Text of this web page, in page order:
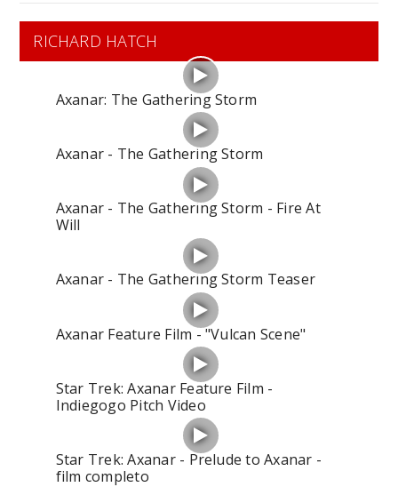
RICHARD HATCH
Axanar: The Gathering Storm
Axanar - The Gathering Storm
Axanar - The Gathering Storm - Fire At
Will
Axanar - The Gathering Storm Teaser
Axanar Feature Film - "Vulcan Scene"
Star Trek: Axanar Feature Film -
Indiegogo Pitch Video
Star Trek: Axanar - Prelude to Axanar -
film completo